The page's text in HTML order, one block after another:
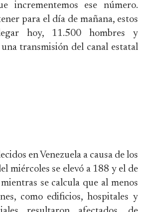
incrementemos ese número.
para el día de mañana, estos
hoy, 11.500 hombres y
transmisión del canal estatal
en Venezuela a causa de los
miércoles se elevó a 188 y el de
se calcula que al menos
como edificios, hospitales y